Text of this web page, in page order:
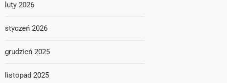
luty 2026
styczeń 2026
grudzień 2025
listopad 2025